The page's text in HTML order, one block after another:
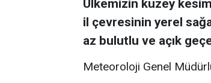
Ülkemizin kuzey
il çevresinin yerel
az bulutlu ve açık
Meteoroloji Genel